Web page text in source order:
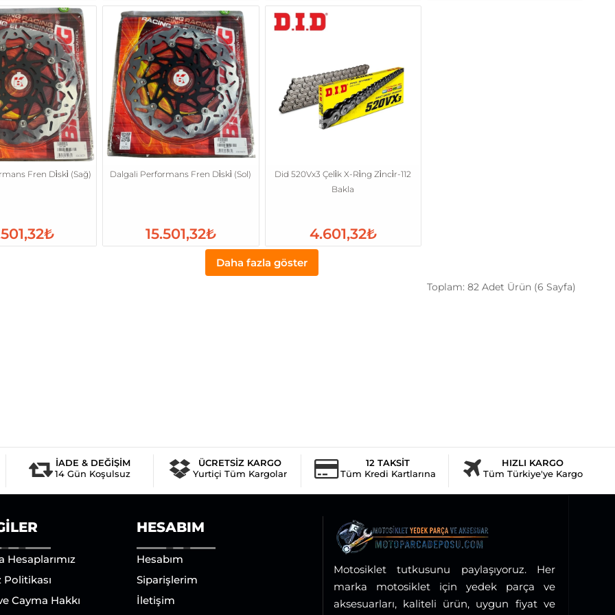
Fren Di̇ski̇ (Sağ) Dalgali Performans Fren Di̇ski̇ (Sol)
15.501,32₺
Did 520Vx3 Çeli̇k X-Ri̇ng Zi̇nci̇r-112
Bakla
4.601,32₺
Daha fazla göster
Toplam: 82 Adet Ürün (6 Sayfa)
İADE & DEĞİŞİM
14 Gün Koşulsuz
ÜCRETSİZ KARGO
Yurtiçi Tüm Kargolar
12 TAKSİT
Tüm Kredi Kartlarına
HIZLI KARGO
Tüm Türkiye'ye Kargo
Hesaplarımız
Politikası
Cayma Hakkı
HESABIM
Hesabım
Siparişlerim
İletişim
Motosiklet tutkusunu paylaşıyoruz. Her
marka motosiklet için yedek parça ve
aksesuarları, kaliteli ürün, uygun fiyat ve